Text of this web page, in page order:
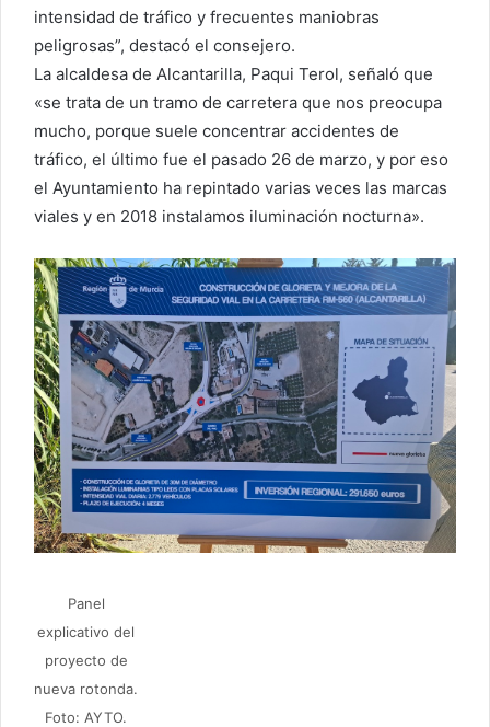
intensidad de tráfico y frecuentes maniobras
peligrosas”, destacó el consejero.
La alcaldesa de Alcantarilla, Paqui Terol, señaló que
«se trata de un tramo de carretera que nos preocupa
mucho, porque suele concentrar accidentes de
tráfico, el último fue el pasado 26 de marzo, y por eso
el Ayuntamiento ha repintado varias veces las marcas
viales y en 2018 instalamos iluminación nocturna».
Panel
explicativo del
proyecto de
nueva rotonda.
Foto: AYTO.